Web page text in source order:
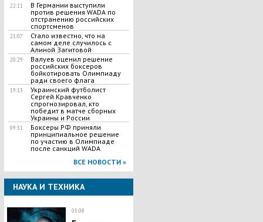
22:11
​В Германии выступили
против решения WADA по
отстранению российских
спортсменов
21:07
Стало известно, что на
самом деле случилось с
Алиной Загитовой
20:29
Валуев оценил решение
российских боксеров
бойкотировать Олимпиаду
ради своего флага
19:13
Украинский футболист
Сергей Кравченко
спрогнозировал, кто
победит в матче сборных
Украины и России
09:31
Боксеры РФ приняли
принципиальное решение
по участию в Олимпиаде
после санкций WADA
ВСЕ НОВОСТИ »
НАУКА И ТЕХНИКА
05:08